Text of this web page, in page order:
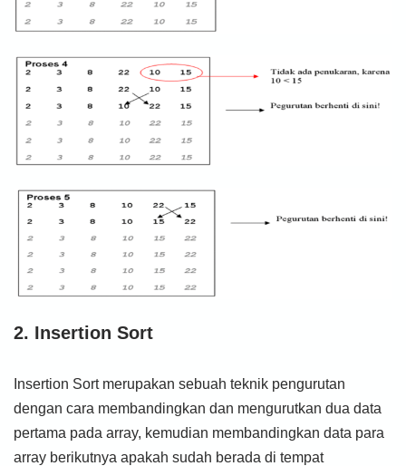
2. Insertion Sort
Insertion Sort merupakan sebuah teknik pengurutan
dengan cara membandingkan dan mengurutkan dua data
pertama pada array, kemudian membandingkan data para
array berikutnya apakah sudah berada di tempat